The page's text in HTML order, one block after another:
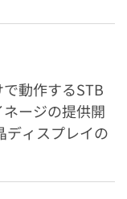
動作するSTB
ージの提供開
ディスプレイの